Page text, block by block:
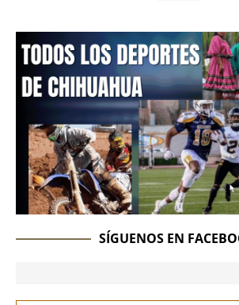
SÍGUENOS EN